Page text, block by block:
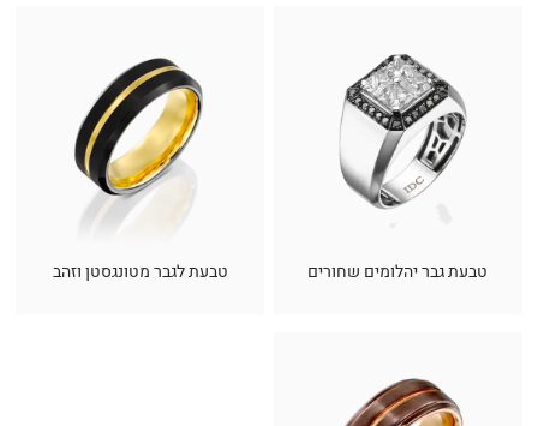
טבעת גבר יהלומים שחורים טבעת לגבר מטונגסטן וזהב